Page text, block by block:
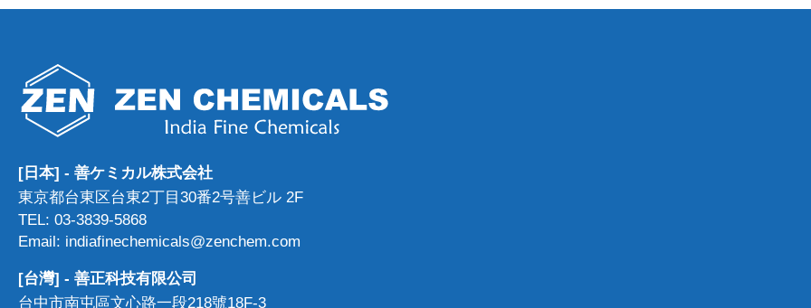
[日本] - 善ケミカル株式会社
東京都台東区台東2丁目30番2号善ビル 2F
TEL: 03-3839-5868
Email: indiafinechemicals@zenchem.com
[台灣] - 善正科技有限公司
台中市南屯區文心路一段218號18F-3